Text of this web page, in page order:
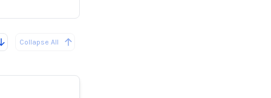
Collapse All